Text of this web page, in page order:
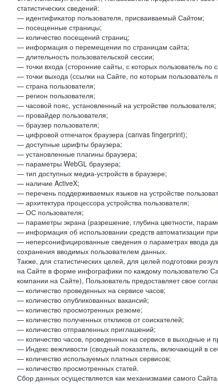
статистических сведений:
— идентификатор пользователя, присваиваемый Сайтом;
— посещенные страницы;
— количество посещений страниц;
— информация о перемещении по страницам сайта;
— длительность пользовательской сессии;
— точки входа (сторонние сайты, с которых пользователь по
— точки выхода (ссылки на Сайте, по которым пользователь
— страна пользователя;
— регион пользователя;
— часовой пояс, установленный на устройстве пользователя;
— провайдер пользователя;
— браузер пользователя;
— цифровой отпечаток браузера (canvas fingerprint);
— доступные шрифты браузера;
— установленные плагины браузера;
— параметры WebGL браузера;
— тип доступных медиа-устройств в браузере;
— наличие ActiveX;
— перечень поддерживаемых языков на устройстве
— архитектура процессора устройства пользователя;
— ОС пользователя;
— параметры экрана (разрешение, глубина цветности,
— информация об использовании средств автоматизации
— неперсонифицированные сведения о параметрах ввода
сохранения вводимых пользователем данных.
Также, для статистических целей, для целей подготовки
на Сайте в форме инфографики по каждому пользователю
компании на Сайте), Пользователь предоставляет свое
— количество проведенных на сервисе часов;
— количество опубликованных вакансий;
— количество просмотренных резюме;
— количество полученных откликов от соискателей;
— количество отправленных приглашений;
— количество часов, проведенных на сервисе в выходные и
— Индекс вежливости (сводный показатель, включающий в
— количество используемых платных сервисов;
— количество просмотренных статей.
Сбор данных осуществляется как механизмами самого